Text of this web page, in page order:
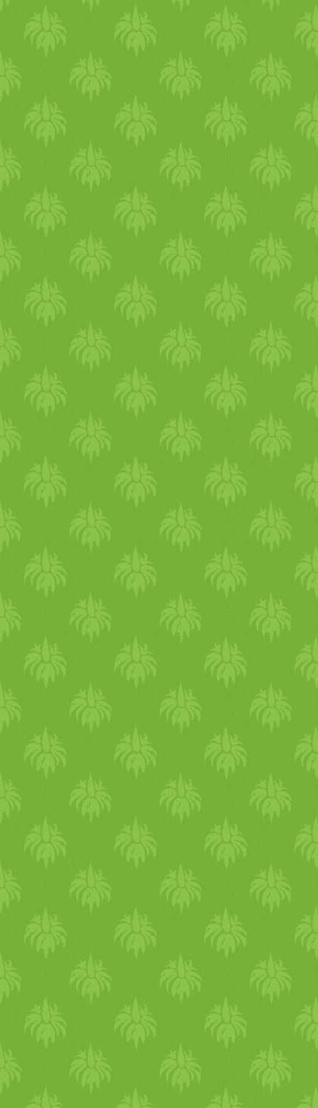
és úgy vega. Amúgy a
friss zöldség , és sok-sok
szeretnék elérni a 30.
tudatos napi vegán
boldoggá tennének!:-))
hogy ne kérjek túl sokat
félek, és mi az, ami
kapcsolatban? - kíváncsi
kicsit félek attól, hogyan
esetleges nagyobb
étrendre átprogramozást is
olajos magvak közül
vegán
étkezés egyik
gondolsz, mi jelenti
napos program alatt? A
logisztikailag és
gyerekeim gyakorlatilag
ésmag
amnak külön kell
folyamatban korábban
reggeli
k-vacsorák és
készül...:-) És mit
része Számodra? Hát,
legizgalmasabb, hogy
emberrel indulhatok neki a
vagyok benne, hogy